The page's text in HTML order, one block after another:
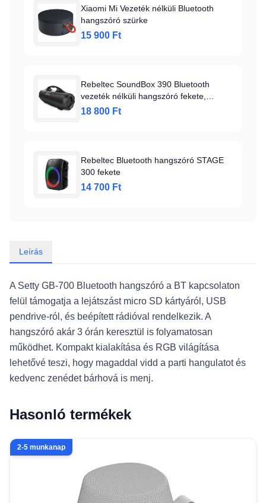
Xiaomi Mi Vezeték nélküli Bluetooth
hangszóró szürke
15 900 Ft
Rebeltec SoundBox 390 Bluetooth
vezeték nélküli hangszóró fekete,
beépített FM rádióval
18 800 Ft
Rebeltec Bluetooth hangszóró STAGE
300 fekete
14 700 Ft
Leírás
A Setty GB-700 Bluetooth hangszóró a BT kapcsolaton
felül támogatja a lejátszást micro SD kártyáról, USB
pendrive-ról, és beépített rádióval rendelkezik. A
hangszóró akár 3 órán keresztül is folyamatosan
működhet. Kompakt kialakítása és RGB világítása
lehetővé teszi, hogy magaddal vidd a parti hangulatot és
kedvenc zenédet bárhová is menj.
Hasonló termékek
2-5 munkanap